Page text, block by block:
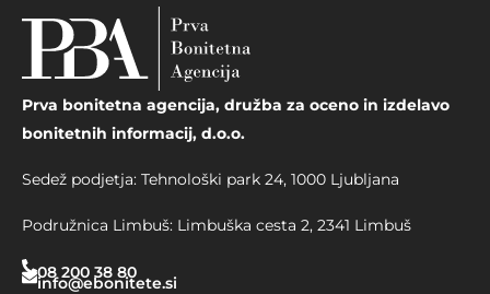
Prva bonitetna agencija, družba za oceno in izdelavo
bonitetnih informacij, d.o.o.
Sedež podjetja: Tehnološki park 24, 1000 Ljubljana
Podružnica Limbuš: Limbuška cesta 2, 2341 Limbuš
08 200 38 80
info@ebonitete.si